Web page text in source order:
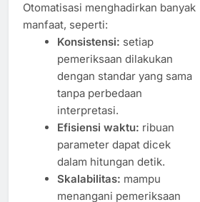
Otomatisasi menghadirkan banyak
manfaat, seperti:
Konsistensi: setiap
pemeriksaan dilakukan
dengan standar yang sama
tanpa perbedaan
interpretasi.
Efisiensi waktu: ribuan
parameter dapat dicek
dalam hitungan detik.
Skalabilitas: mampu
menangani pemeriksaan